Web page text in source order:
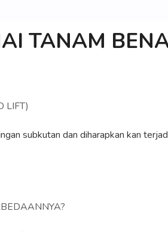
TANAM
LIFT)
subkutan dan diharapkan kan